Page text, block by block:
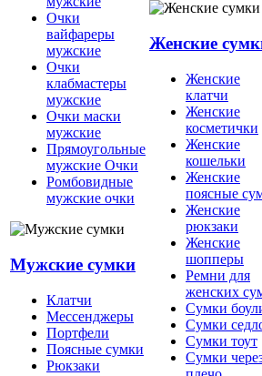
Очки
вайфареры
мужские
Очки
клабмастеры
мужские
Очки маски
мужские
Прямоугольные
мужские Очки
Ромбовидные
мужские очки
Мужские сумки
Клатчи
Мессенджеры
Портфели
Поясные сумки
Рюкзаки
Женские
Женские
клатчи
Женские
косметички
Женские
кошельки
Женские
поясные
Женские
рюкзаки
Женские
шопперы
Ремни для
женских
Сумки
Сумки
Сумки тоут
Сумки